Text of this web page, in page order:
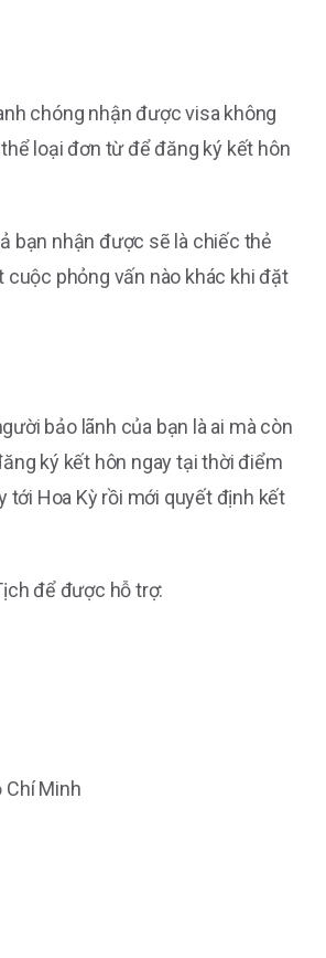
chóng nhận được visa không
loại đơn từ để đăng ký kết hôn
bạn nhận được sẽ là chiếc thẻ
phỏng vấn nào khác khi đặt
bảo lãnh của bạn là ai mà còn
ký kết hôn ngay tại thời điểm
tới Hoa Kỳ rồi mới quyết định kết
để được hỗ trợ:
Chí Minh